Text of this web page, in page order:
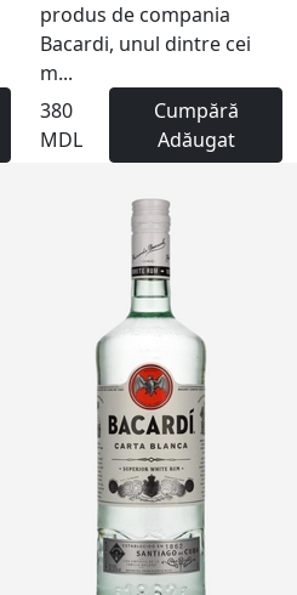
produs de compania
Bacardi, unul dintre cei
m...
380
MDL
Cumpără
Adăugat